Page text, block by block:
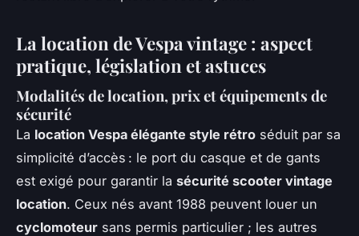
La location de Vespa vintage : aspect
pratique, législation et astuces
Modalités de location, prix et équipements de
sécurité
La location Vespa élégante style rétro séduit par sa
simplicité d’accès : le port du casque et de gants
est exigé pour garantir la sécurité scooter vintage
location. Ceux nés avant 1988 peuvent louer un
cyclomoteur sans permis particulier ; les autres